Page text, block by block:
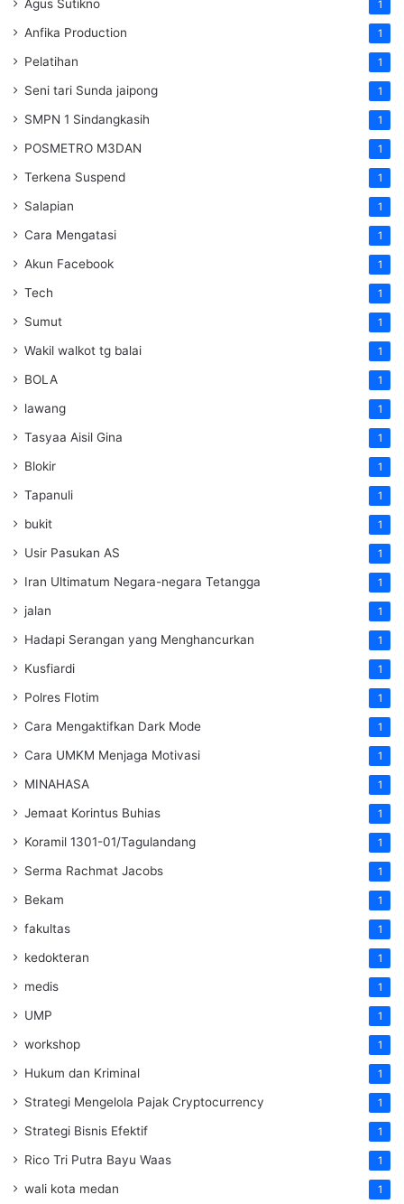
Agus Sutikno 1
Anfika Production 1
Pelatihan 1
Seni tari Sunda jaipong 1
SMPN 1 Sindangkasih 1
POSMETRO M3DAN 1
Terkena Suspend 1
Salapian 1
Cara Mengatasi 1
Akun Facebook 1
Tech 1
Sumut 1
Wakil walkot tg balai 1
BOLA 1
lawang 1
Tasyaa Aisil Gina 1
Blokir 1
Tapanuli 1
bukit 1
Usir Pasukan AS 1
Iran Ultimatum Negara-negara Tetangga 1
jalan 1
Hadapi Serangan yang Menghancurkan 1
Kusfiardi 1
Polres Flotim 1
Cara Mengaktifkan Dark Mode 1
Cara UMKM Menjaga Motivasi 1
MINAHASA 1
Jemaat Korintus Buhias 1
Koramil 1301-01/Tagulandang 1
Serma Rachmat Jacobs 1
Bekam 1
fakultas 1
kedokteran 1
medis 1
UMP 1
workshop 1
Hukum dan Kriminal 1
Strategi Mengelola Pajak Cryptocurrency 1
Strategi Bisnis Efektif 1
Rico Tri Putra Bayu Waas 1
wali kota medan 1